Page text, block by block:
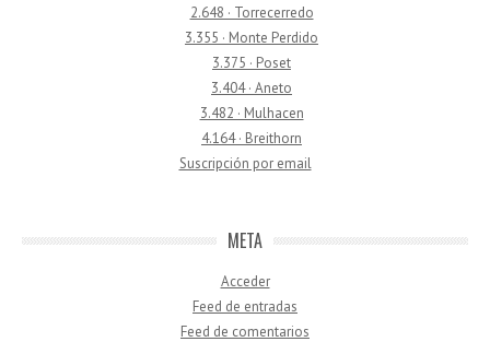
2.648 · Torrecerredo
3.355 · Monte Perdido
3.375 · Poset
3.404 · Aneto
3.482 · Mulhacen
4.164 · Breithorn
Suscripción por email
META
Acceder
Feed de entradas
Feed de comentarios